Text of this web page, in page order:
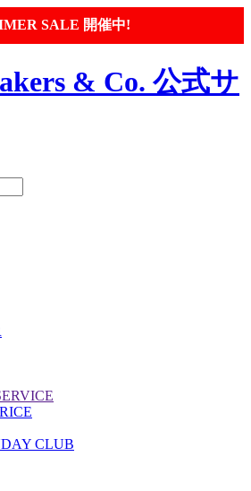
SALE 開催中!
& Co. 公式サ
CLUB